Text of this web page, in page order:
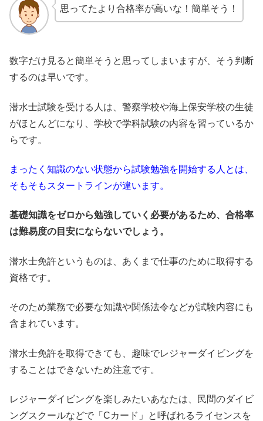
思ってたより合格率が高いな！簡単そう！
数字だけ見ると簡単そうと思ってしまいますが、そう判断
するのは早いです。
潜水士試験を受ける人は、警察学校や海上保安学校の生徒
がほとんどになり、学校で学科試験の内容を習っているか
らです。
まったく知識のない状態から試験勉強を開始する人とは、
そもそもスタートラインが違います。
基礎知識をゼロから勉強していく必要があるため、合格率
は難易度の目安にならないでしょう。
潜水士免許というものは、あくまで仕事のために取得する
資格です。
そのため業務で必要な知識や関係法令などが試験内容にも
含まれています。
潜水士免許を取得できても、趣味でレジャーダイビングを
することはできないため注意です。
レジャーダイビングを楽しみたいあなたは、民間のダイビ
ングスクールなどで「Cカード」と呼ばれるライセンスを